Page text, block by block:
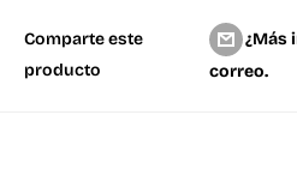
Comparte este
producto
¿Más
correo.